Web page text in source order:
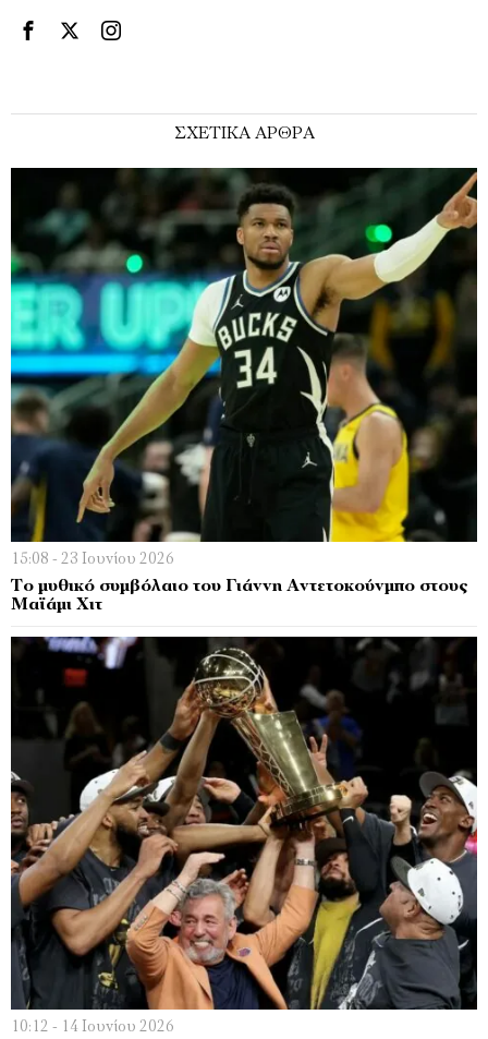
ΣΧΕΤΙΚΑ ΑΡΘΡΑ
15:08 - 23 Ιουνίου 2026
Το μυθικό συμβόλαιο του Γιάννη Αντετοκούνμπο στους
Μαϊάμι Χιτ
10:12 - 14 Ιουνίου 2026